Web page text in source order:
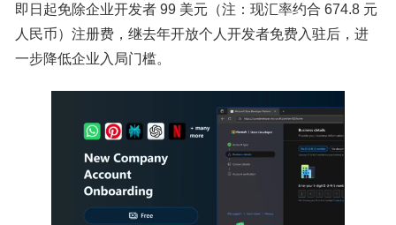
即日起免除企业开发者 99 美元（注：现汇率约合 674.8 元
人民币）注册费，继去年开放个人开发者免费入驻后，进
一步降低企业入局门槛。